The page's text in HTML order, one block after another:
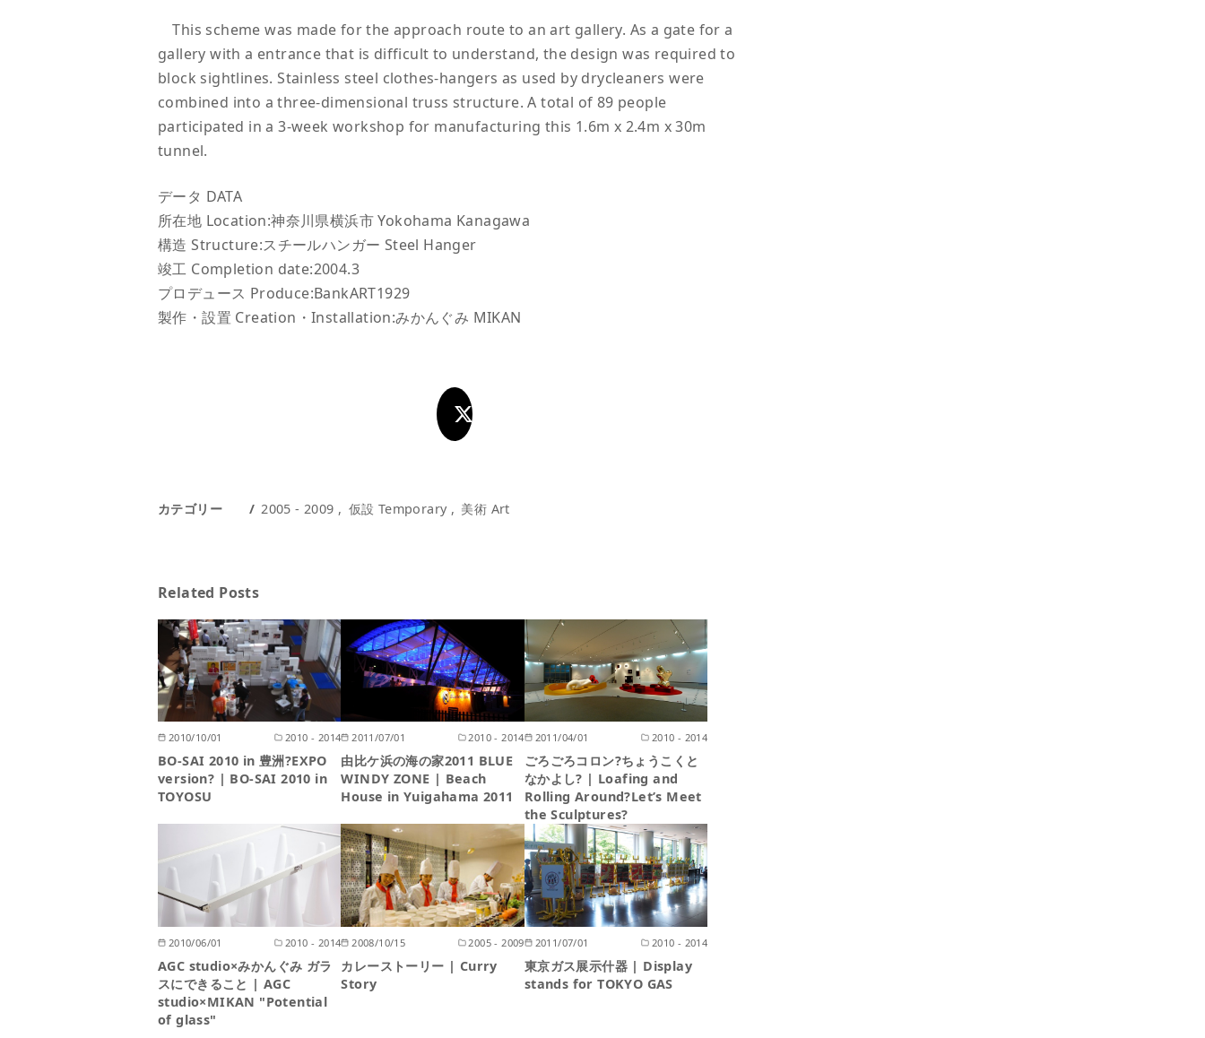
This scheme was made for the approach route to an art gallery. As a gate for a
gallery with a entrance that is difficult to understand, the design was required to
block sightlines. Stainless steel clothes-hangers as used by drycleaners were
combined into a three-dimensional truss structure. A total of 89 people
participated in a 3-week workshop for manufacturing this 1.6m x 2.4m x 30m
tunnel.
データ DATA
所在地 Location:神奈川県横浜市 Yokohama Kanagawa
構造 Structure:スチールハンガー Steel Hanger
竣工 Completion date:2004.3
プロデュース Produce:BankART1929
製作・設置 Creation・Installation:みかんぐみ MIKAN
カテゴリー 2005 - 2009 仮設 Temporary 美術 Art
Related Posts
2010/10/01 2010 - 2014
BO-SAI 2010 in 豊洲?EXPO
version? | BO-SAI 2010 in
TOYOSU
2011/07/01 2010 - 2014
由比ケ浜の海の家2011 BLUE
WINDY ZONE | Beach
House in Yuigahama 2011
2011/04/01 2010 - 2014
ごろごろコロン?ちょうこくと
なかよし? | Loafing and
Rolling Around?Let’s Meet
the Sculptures?
2010/06/01 2010 - 2014
AGC studio×みかんぐみ ガラ
スにできること | AGC
studio×MIKAN "Potential
of glass"
2008/10/15 2005 - 2009
カレーストーリー | Curry
Story
2011/07/01 2010 - 2014
東京ガス展示什器 | Display
stands for TOKYO GAS